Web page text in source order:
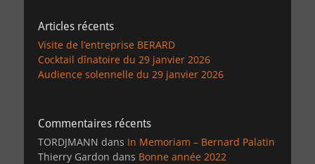
Articles récents
Visite de l’entreprise BERARD
Cocktail dînatoire du 29 janvier 2026
Audience solennelle du 29 janvier 2026
Commentaires récents
TORDJMANN dans In Memoriam – Bernard Palatin
Thierry Gardon dans Bonne année 2022